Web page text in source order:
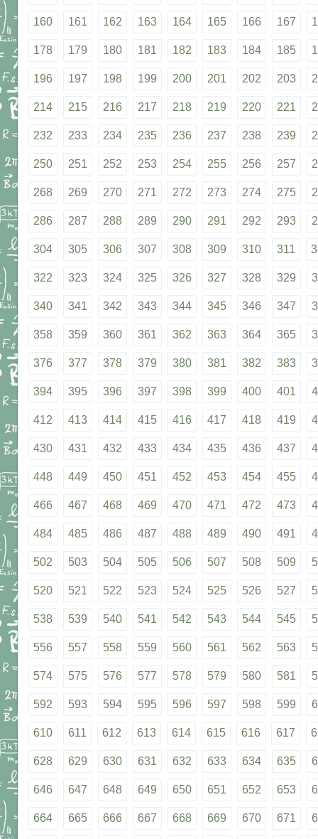
160 161 162 163 164 165 166 167
178 179 180 181 182 183 184 185
196 197 198 199 200 201 202 203
214 215 216 217 218 219 220 221
232 233 234 235 236 237 238 239
250 251 252 253 254 255 256 257
268 269 270 271 272 273 274 275
286 287 288 289 290 291 292 293
304 305 306 307 308 309 310 311
322 323 324 325 326 327 328 329
340 341 342 343 344 345 346 347
358 359 360 361 362 363 364 365
376 377 378 379 380 381 382 383
394 395 396 397 398 399 400 401
412 413 414 415 416 417 418 419
430 431 432 433 434 435 436 437
448 449 450 451 452 453 454 455
466 467 468 469 470 471 472 473
484 485 486 487 488 489 490 491
502 503 504 505 506 507 508 509
520 521 522 523 524 525 526 527
538 539 540 541 542 543 544 545
556 557 558 559 560 561 562 563
574 575 576 577 578 579 580 581
592 593 594 595 596 597 598 599
610 611 612 613 614 615 616 617
628 629 630 631 632 633 634 635
646 647 648 649 650 651 652 653
664 665 666 667 668 669 670 671